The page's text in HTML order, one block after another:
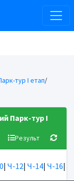
тур І етап/
Парк-тур І
Результ
| Ч-12| Ч-14| Ч-16|